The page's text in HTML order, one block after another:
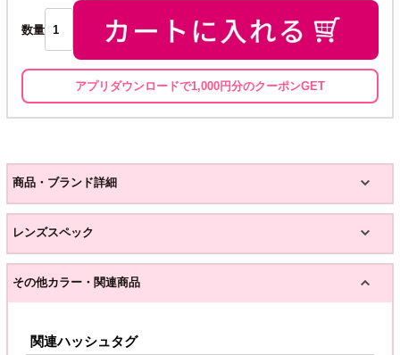
数量
アプリダウンロードで1,000円分のクーポンGET
商品・ブランド詳細
レンズスペック
その他カラー・関連商品
関連ハッシュタグ